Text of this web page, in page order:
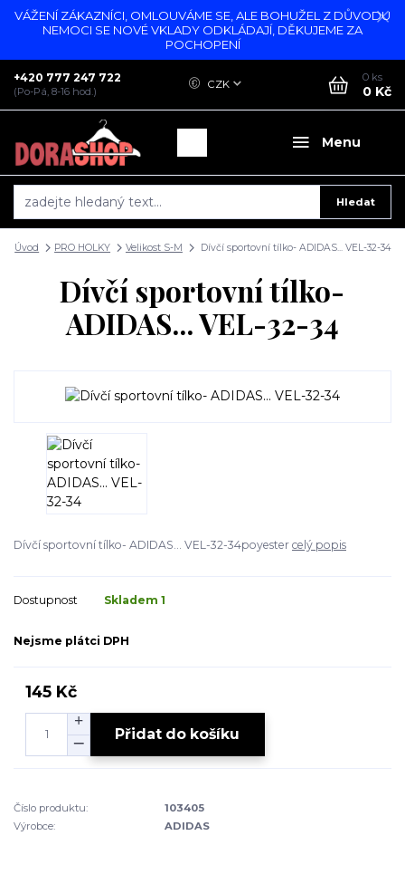
VÁŽENÍ ZÁKAZNÍCI, OMLOUVÁME SE, ALE BOHUŽEL Z DŮVODU
NEMOCI SE NOVÉ VKLADY ODKLÁDAJÍ, DĚKUJEME ZA
POCHOPENÍ
Menu
CZK
Hledat
+420 777 247 722
(Po-Pá, 8-16 hod.)
0 ks
0 Kč
Úvod PRO HOLKY Velikost S-M Dívčí sportovní tílko- ADIDAS... VEL-32-34
Dívčí sportovní tílko-
ADIDAS... VEL-32-34
Dívčí sportovní tílko- ADIDAS... VEL-32-34poyester celý popis
Dostupnost Skladem 1
Nejsme plátci DPH
145 Kč
Přidat do košíku
Číslo produktu:
103405
Výrobce:
ADIDAS